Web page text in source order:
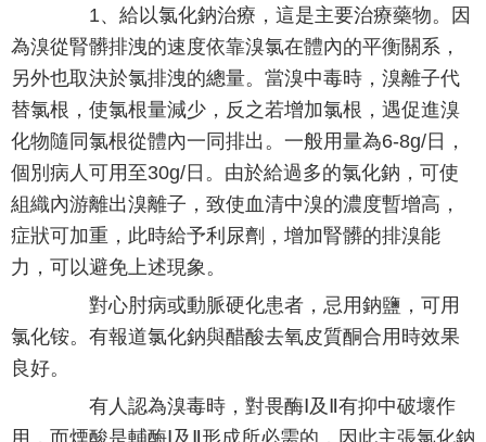
1、給以氯化鈉治療，這是主要治療藥物。因
為溴從腎髒排洩的速度依靠溴氯在體內的平衡關系，
另外也取決於氯排洩的總量。當溴中毒時，溴離子代
替氯根，使氯根量減少，反之若增加氯根，遇促進溴
化物隨同氯根從體內一同排出。一般用量為6-8g/日，
個別病人可用至30g/日。由於給過多的氯化鈉，可使
組織內游離出溴離子，致使血清中溴的濃度暫增高，
症狀可加重，此時給予利尿劑，增加腎髒的排溴能
力，可以避免上述現象。
對心肘病或動脈硬化患者，忌用鈉鹽，可用
氯化铵。有報道氯化鈉與醋酸去氧皮質酮合用時效果
良好。
有人認為溴毒時，對畏酶Ⅰ及Ⅱ有抑中破壞作